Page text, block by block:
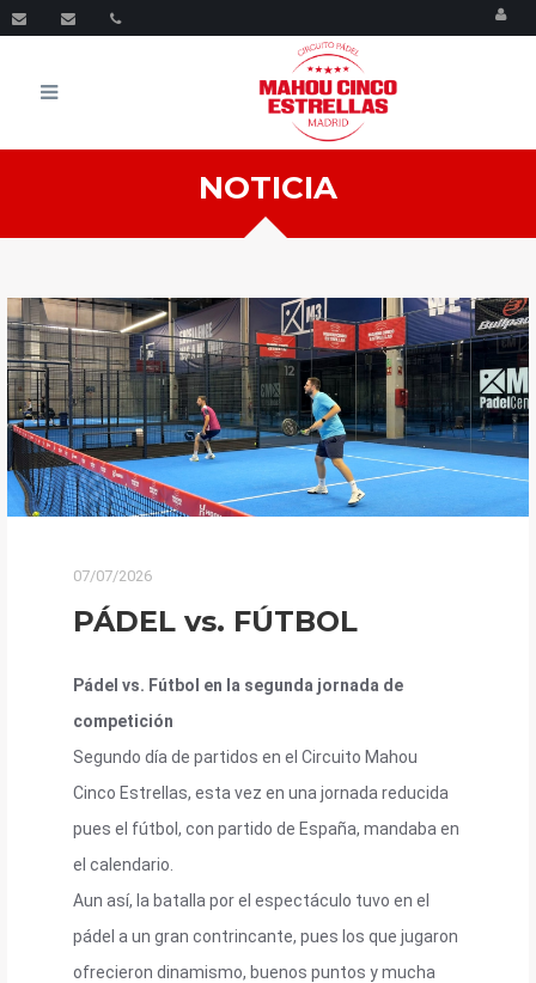
Menu
NOTICIA
07/07/2026
PÁDEL vs. FÚTBOL
Pádel vs. Fútbol en la segunda jornada de
competición
Segundo día de partidos en el Circuito Mahou
Cinco Estrellas, esta vez en una jornada reducida
pues el fútbol, con partido de España, mandaba en
el calendario.
Aun así, la batalla por el espectáculo tuvo en el
pádel a un gran contrincante, pues los que jugaron
ofrecieron dinamismo, buenos puntos y mucha